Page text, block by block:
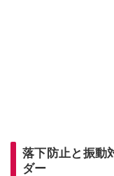
落下防止と振動
ダー